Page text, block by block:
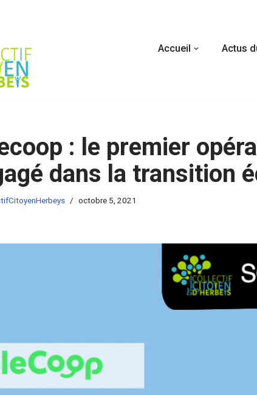
Accueil Actus
: le premier
dans la transition
octobre 5, 2021